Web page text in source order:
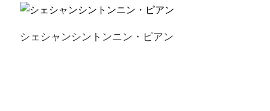
シェシャンシントンニン・ピアン